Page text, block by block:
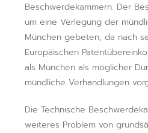
Beschwerdekammern. Der
um eine Verlegung der
München gebeten, da nach
Europäischen
als München als möglicher
mündliche Verhandlungen
Die Technische
weiteres Problem von